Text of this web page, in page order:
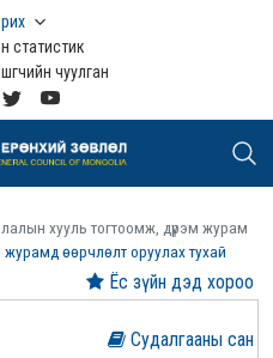
статистик
чуулган
хууль тогтоомж, дүрэм журам
журамд өөрчлөлт оруулах тухай
Судалгааны сан
Ёс зүйн дэд хороо